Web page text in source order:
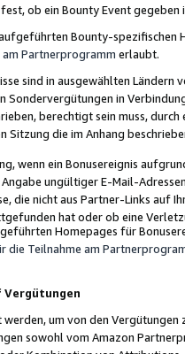
ob ein Bounty Event
Bounty-spezifischen
Partnerprogramm erlaubt.
sind in ausgewählten Ländern
Sondervergütungen in
berechtigt sein muss,
Sitzung die im Anhang
wenn ein Bonusereignis
ungültiger E-Mail-
die nicht aus Partner-Links auf
hat oder ob eine
Homepages für
die Teilnahme am
Vergütungen
um von den
sowohl vom Amazon